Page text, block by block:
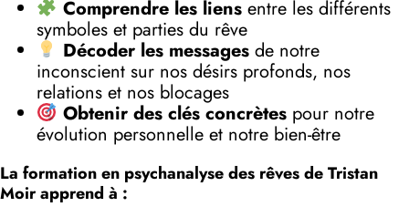
Comprendre les liensentre les différents
symboles et parties du rêve
Décoder les messagesde notre
inconscient sur nos désirs profonds, nos
relations et nos blocages
Obtenir des clés concrètespour notre
évolution personnelle et notre bien-être
La formation en psychanalyse des rêves de Tristan
Moir apprend à :